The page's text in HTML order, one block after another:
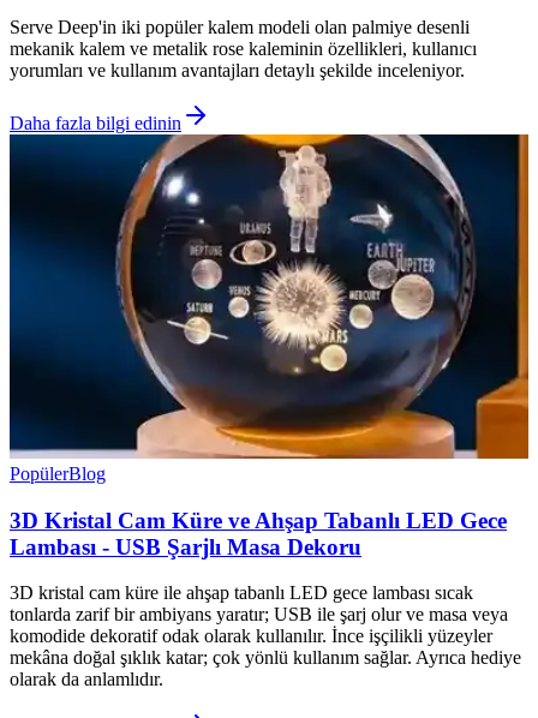
Serve Deep'in iki popüler kalem modeli olan palmiye desenli
mekanik kalem ve metalik rose kaleminin özellikleri, kullanıcı
yorumları ve kullanım avantajları detaylı şekilde inceleniyor.
Daha fazla bilgi edinin
PopülerBlog
3D Kristal Cam Küre ve Ahşap Tabanlı LED Gece
Lambası - USB Şarjlı Masa Dekoru
3D kristal cam küre ile ahşap tabanlı LED gece lambası sıcak
tonlarda zarif bir ambiyans yaratır; USB ile şarj olur ve masa veya
komodide dekoratif odak olarak kullanılır. İnce işçilikli yüzeyler
mekâna doğal şıklık katar; çok yönlü kullanım sağlar. Ayrıca hediye
olarak da anlamlıdır.